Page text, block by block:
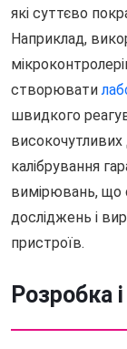
які суттєво
Наприклад,
створювати
швидкого
високочутливих
калібрування
вимірювань, що
досліджень і
пристроїв.
Розробка